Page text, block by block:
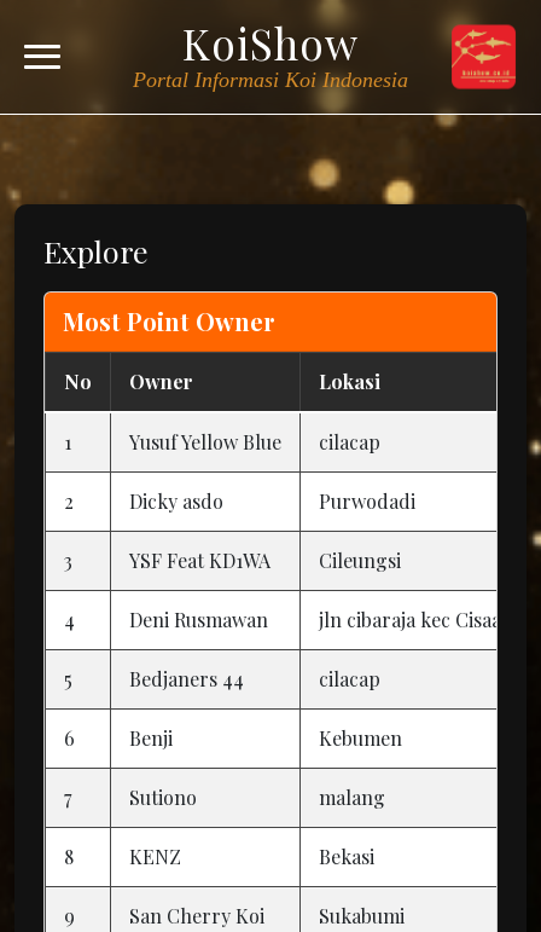
KoiShow
Portal Informasi Koi Indonesia
Explore
Most Point Owner
No Owner Lokasi
1 Yusuf Yellow Blue cilacap
2 Dicky asdo Purwodadi
3 YSF Feat KD1WA Cileungsi
4 Deni Rusmawan jln cibaraja kec Cisaat
5 Bedjaners 44 cilacap
6 Benji Kebumen
7 Sutiono malang
8 KENZ Bekasi
9 San Cherry Koi Sukabumi